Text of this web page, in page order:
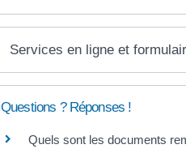
Services en ligne et
Questions ? Réponses !
Quels sont les documents